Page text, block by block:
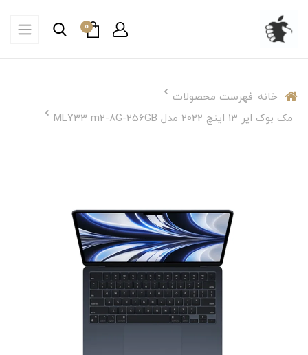
0
خانه فهرست محصولات
مک بوک ایر 13 اینچ 2022 مدل MLY33 m2-8G-256GB